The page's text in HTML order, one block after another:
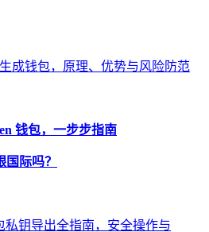
成钱包，原理、优势与风险防范
钱包，一步步指南
际吗？